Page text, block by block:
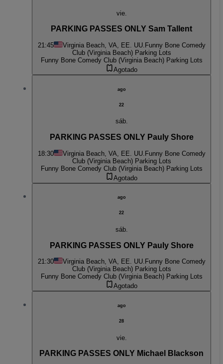
vie.
PARKING PASSES ONLY Sam Tallent
21:45 Virginia Beach, VA, EE. UU. Funny Bone Comedy
Club (Virginia Beach) Parking Lots
Funny Bone Comedy Club (Virginia Beach) Parking Lots
Agotado
ago
22
sáb.
PARKING PASSES ONLY Pauly Shore
18:30 Virginia Beach, VA, EE. UU. Funny Bone Comedy
Club (Virginia Beach) Parking Lots
Funny Bone Comedy Club (Virginia Beach) Parking Lots
Agotado
ago
22
sáb.
PARKING PASSES ONLY Pauly Shore
21:30 Virginia Beach, VA, EE. UU. Funny Bone Comedy
Club (Virginia Beach) Parking Lots
Funny Bone Comedy Club (Virginia Beach) Parking Lots
Agotado
ago
28
vie.
PARKING PASSES ONLY Michael Blackson